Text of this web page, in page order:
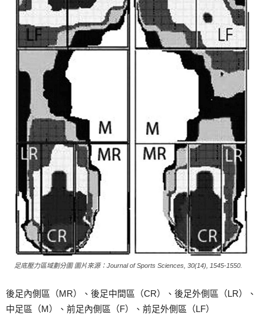
足底壓力區域劃分圖 圖片來源：Journal of Sports Sciences, 30(14), 1545-1550.
後足內側區（MR）、後足中間區（CR）、後足外側區（LR）、
中足區（M）、前足內側區（F）、前足外側區（LF）